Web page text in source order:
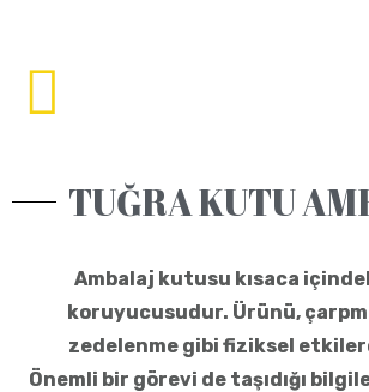
TUĞRA KUTU
Ambalaj kutusu kısaca
koruyucusudur. Ürünü,
zedelenme gibi fiziksel
Önemli bir görevi de taşıdığı